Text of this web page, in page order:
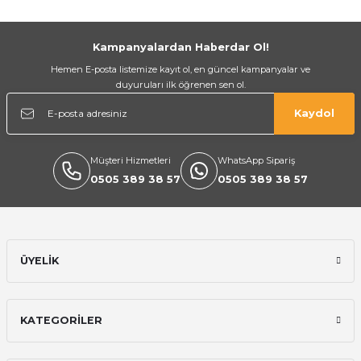
Kampanyalardan Haberdar Ol!
Hemen E-posta listemize kayıt ol, en güncel kampanyalar ve
duyuruları ilk öğrenen sen ol.
Kaydol
Müşteri Hizmetleri
0505 389 38 57
WhatsApp Sipariş
0505 389 38 57
ÜYELİK
KATEGORİLER